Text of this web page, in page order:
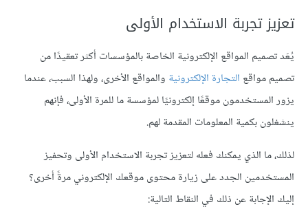
تعزيز تجربة الاستخدام الأولى
يُعَد تصميم المواقع الإلكترونية الخاصة بالمؤسسات أكثر تعقيدًا من
تصميم مواقع التجارة الإلكترونية والمواقع الأخرى، ولهذا السبب، عندما
يزور المستخدمون موقعًا إلكترونيًا لمؤسسة ما للمرة الأولى، فإنهم
ينشغلون بكمية المعلومات المقدمة لهم.
لذلك، ما الذي يمكنك فعله لتعزيز تجربة الاستخدام الأولى وتحفيز
المستخدمين الجدد على زيارة محتوى موقعك الإلكتروني مرةً أخرى؟
إليك الإجابة عن ذلك في النقاط التالية: